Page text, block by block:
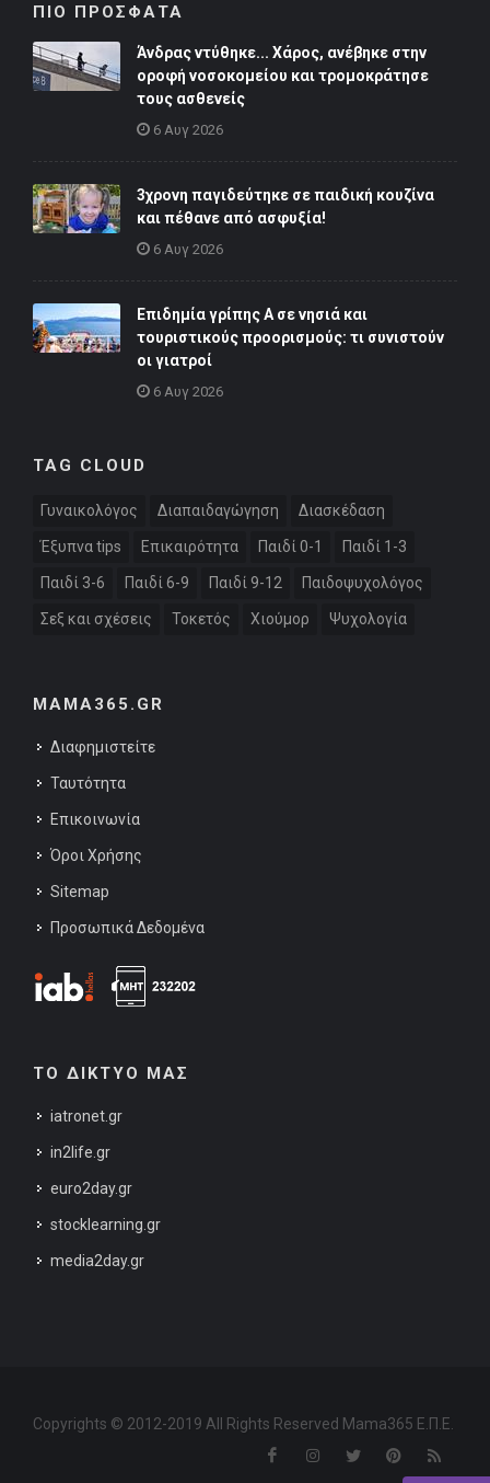
ΠΙΟ ΠΡΟΣΦΑΤΑ
Άνδρας ντύθηκε... Χάρος, ανέβηκε στην
οροφή νοσοκομείου και τρομοκράτησε
τους ασθενείς
6 Αυγ 2026
3χρονη παγιδεύτηκε σε παιδική κουζίνα
και πέθανε από ασφυξία!
6 Αυγ 2026
Επιδημία γρίπης Α σε νησιά και
τουριστικούς προορισμούς: τι συνιστούν
οι γιατροί
6 Αυγ 2026
TAG CLOUD
Γυναικολόγος Διαπαιδαγώγηση Διασκέδαση
Έξυπνα tips Επικαιρότητα Παιδί 0-1 Παιδί 1-3
Παιδί 3-6 Παιδί 6-9 Παιδί 9-12 Παιδοψυχολόγος
Σεξ και σχέσεις Τοκετός Χιούμορ Ψυχολογία
MAMA365.GR
Διαφημιστείτε
Ταυτότητα
Επικοινωνία
Όροι Χρήσης
Sitemap
Προσωπικά Δεδομένα
ΤΟ ΔΙΚΤΥΟ ΜΑΣ
iatronet.gr
in2life.gr
euro2day.gr
stocklearning.gr
media2day.gr
Copyrights © 2012-2019 All Rights Reserved Mama365 Ε.Π.Ε.